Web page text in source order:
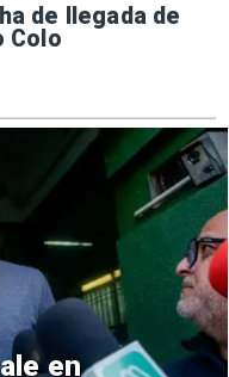
de llegada de
Colo